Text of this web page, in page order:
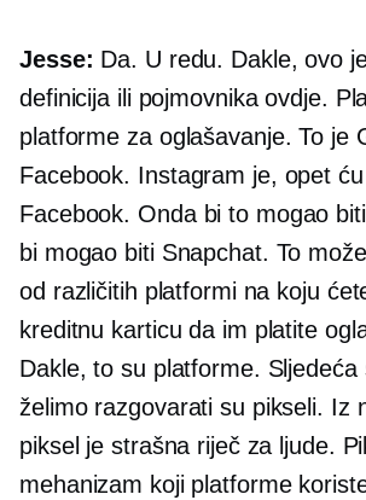
Jesse: Da. U redu. Dakle, ovo
definicija ili pojmovnika ovdje.
platforme za oglašavanje. To je
Facebook. Instagram je, opet
Facebook. Onda bi to mogao
bi mogao biti Snapchat. To
od različitih platformi na koju
kreditnu karticu da im platite
Dakle, to su platforme. Sljedeća
želimo razgovarati su pikseli. Iz
piksel je strašna riječ za ljude.
mehanizam koji platforme